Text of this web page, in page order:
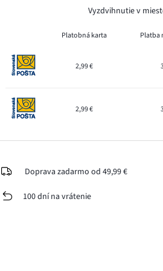
Vyzdvihnutie v
Platobná karta Platba
2,99 €
2,99 €
Doprava zadarmo od 49,99 €
100 dní na vrátenie